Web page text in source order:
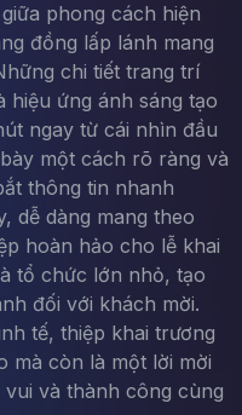
phong cách hiện
đồng lấp lánh mang
chi tiết trang trí
hiệu ứng ánh sáng tạo
ngay từ cái nhìn đầu
một cách rõ ràng và
thông tin nhanh
dễ dàng mang theo
hoàn hảo cho lễ khai
tổ chức lớn nhỏ, tạo
đối với khách mời.
tế, thiệp khai trương
mà còn là một lời mời
và thành công cùng